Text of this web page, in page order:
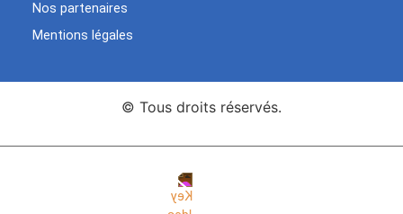
Nos partenaires
Mentions légales
© Tous droits réservés.